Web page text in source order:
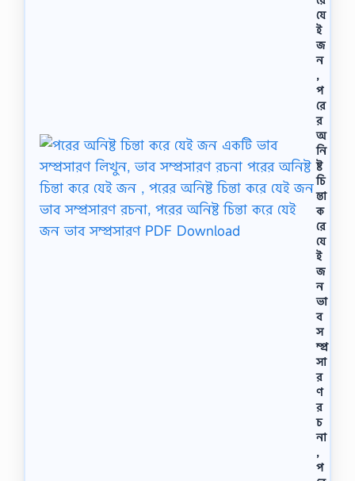
যে
ই
জ
ন
,
প
রে
র
অ
নি
ষ্ট
চি
ন্তা
ক
রে
যে
ই
জ
ন
ভা
ব
স
ম্প্র
সা
র
ণ
র
চ
না
,
প